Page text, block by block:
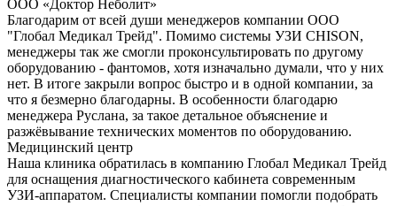
ООО «Доктор Неболит»
Благодарим от всей души менеджеров компании ООО
"Глобал Медикал Трейд". Помимо системы УЗИ CHISON,
менеджеры так же смогли проконсультировать по другому
оборудованию - фантомов, хотя изначально думали, что у них
нет. В итоге закрыли вопрос быстро и в одной компании, за
что я безмерно благодарны. В особенности благодарю
менеджера Руслана, за такое детальное объяснение и
разжёвывание технических моментов по оборудованию.
Медицинский центр
Наша клиника обратилась в компанию Глобал Медикал Трейд
для оснащения диагностического кабинета современным
УЗИ-аппаратом. Специалисты компании помогли подобрать